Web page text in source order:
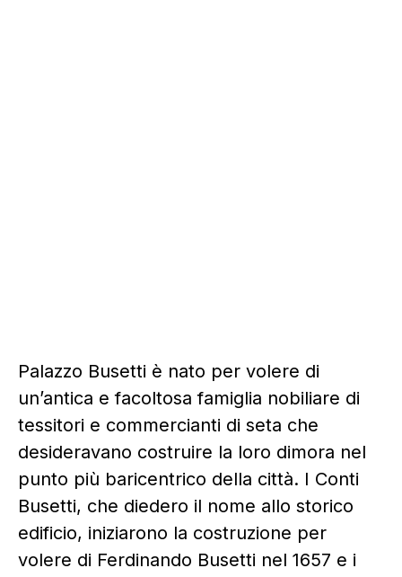
Palazzo Busetti è nato per volere di
un’antica e facoltosa famiglia nobiliare di
tessitori e commercianti di seta che
desideravano costruire la loro dimora nel
punto più baricentrico della città. I Conti
Busetti, che diedero il nome allo storico
edificio, iniziarono la costruzione per
volere di Ferdinando Busetti nel 1657 e i